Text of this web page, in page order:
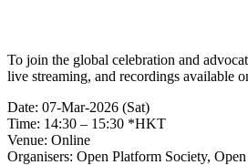
To join the global celebration and
live streaming, and recordings available
Date: 07-Mar-2026 (Sat)
Time: 14:30 – 15:30 *HKT
Venue: Online
Organisers: Open Platform Society,